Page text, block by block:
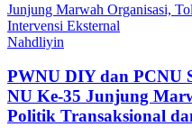
Nahdliyin
PWNU DIY dan PCNU
NU Ke-35 Junjung
Politik Transaksional